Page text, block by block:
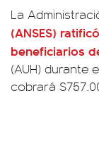
La
(ANSES)
beneficiarios
(AUH) durante
cobrará